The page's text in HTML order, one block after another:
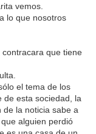
vemos.
lo que nosotros
que tiene
el tema de los
de esta sociedad, la
la noticia sabe a
alguien perdió